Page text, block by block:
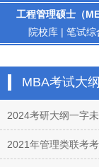
工程管理硕士（
院校库 | 笔试综
MBA考试大纲
2024考研大纲一字
2021年管理类联考